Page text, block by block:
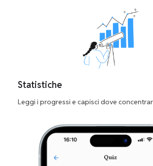
Statistiche
Leggi i progressi e capisci dove